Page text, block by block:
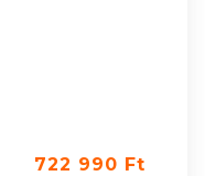
722 990 Ft